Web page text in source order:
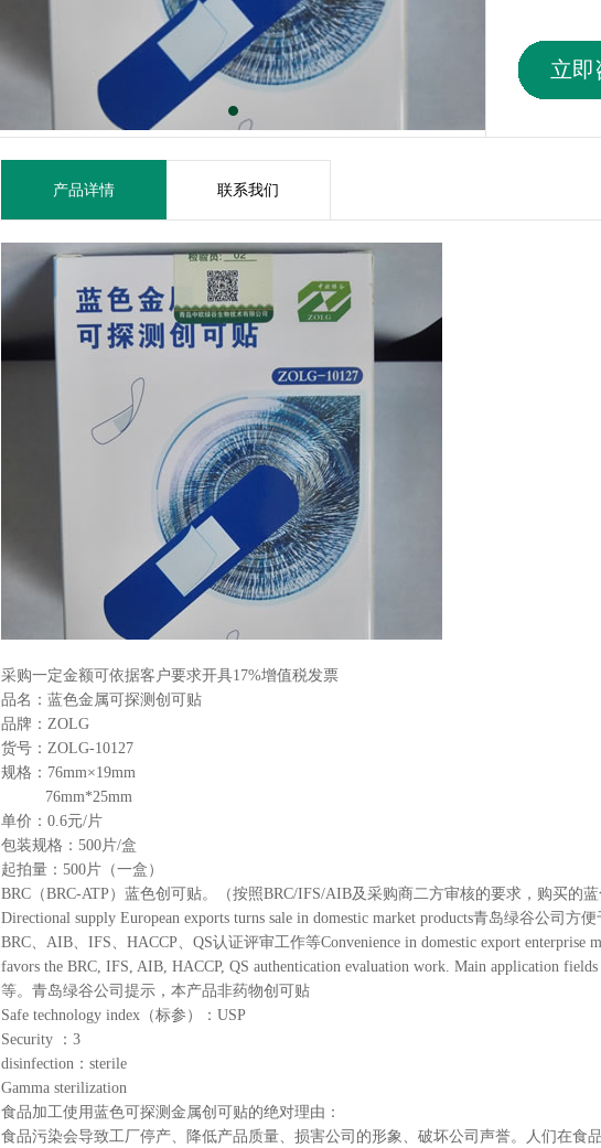
立即
产品详情 联系我们
采购一定金额可依据客户要求开具17%增值税发票
品名：蓝色金属可探测创可贴
品牌：ZOLG
货号：ZOLG-10127
规格：76mm×19mm
76mm*25mm
单价：0.6元/片
包装规格：500片/盒
起拍量：500片（一盒）
BRC（BRC-ATP）蓝色创可贴。（按照BRC/IFS/AIB及采购商二方审核的要求，购买的
Directional supply European exports turns sale in domestic market products青岛绿谷公司
BRC、AIB、IFS、HACCP、QS认证评审工作等Convenience in domestic export enterprise
favors the BRC, IFS, AIB, HACCP, QS authentication evaluation work. Main application
等。青岛绿谷公司提示，本产品非药物创可贴
Safe technology index（标参）：USP
Security ：3
disinfection：sterile
Gamma sterilization
食品加工使用蓝色可探测金属创可贴的绝对理由：
食品污染会导致工厂停产、降低产品质量、损害公司的形象、破坏公司声誉。人们在食